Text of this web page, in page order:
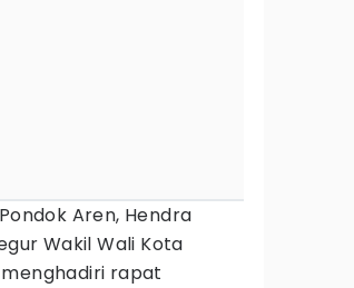
Pondok Aren, Hendra
Wakil Wali Kota
rapat